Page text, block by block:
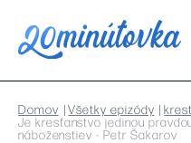
Domov Všetky epizódy
Je kresťanstvo jedinou
náboženstiev - Petr Šakarov